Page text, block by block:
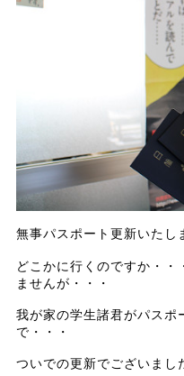
無事パスポート更新いたし
どこかに行くのですか・
ませんが・・・
我が家の学生諸君がパスポ
で・・・
ついでの更新でございまし